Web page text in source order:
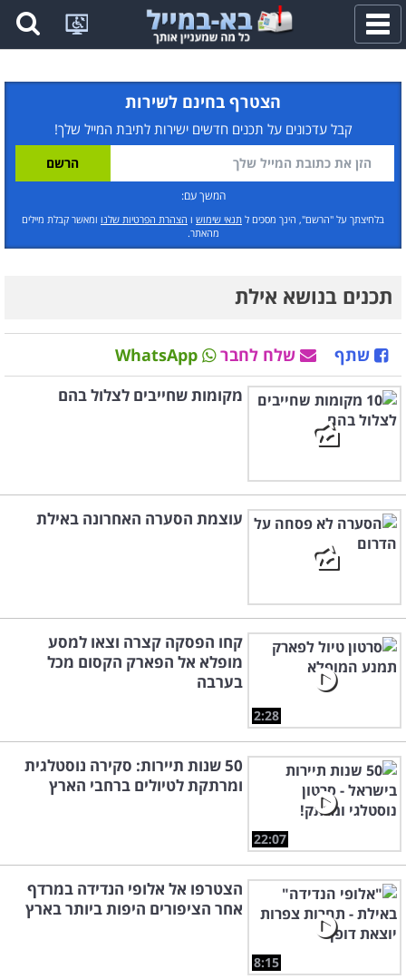
פתח
תפריט
הצטרף בחינם לשירות
קבל עדכונים על תכנים חדשים ישירות לתיבת המייל שלך!
המשך עם:
בלחיצתך על "הרשם", הינך מסכים ל תנאי שימוש ו הצהרת הפרטיות שלנו ומאשר קבלת מיילים
מהאתר.
תכנים בנושא אילת
שתף שלח לחבר WhatsApp
מקומות שחייבים לצלול בהם
עוצמת הסערה האחרונה באילת
2:28
קחו הפסקה קצרה וצאו למסע
מופלא אל הפארק הקסום מכל
בערבה
22:07
50 שנות תיירות: סקירה נוסטלגית
ומרתקת לטיולים ברחבי הארץ
8:15
הצטרפו אל אלופי הנדידה במרדף
אחר הציפורים היפות ביותר בארץ